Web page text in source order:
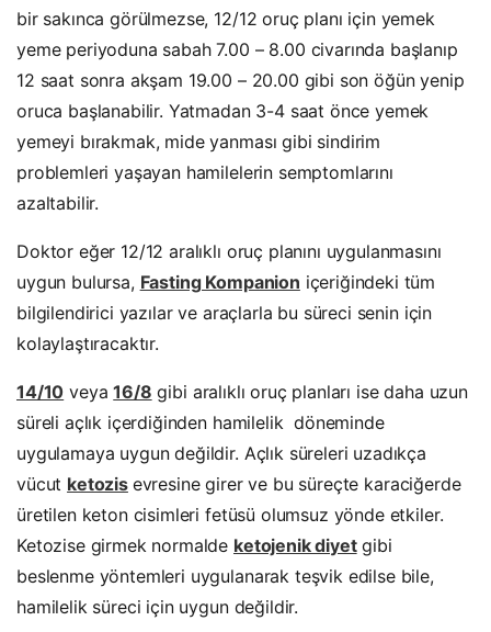
bir sakınca görülmezse, 12/12 oruç planı için yemek
yeme periyoduna sabah 7.00 – 8.00 civarında başlanıp
12 saat sonra akşam 19.00 – 20.00 gibi son öğün yenip
oruca başlanabilir. Yatmadan 3-4 saat önce yemek
yemeyi bırakmak, mide yanması gibi sindirim
problemleri yaşayan hamilelerin semptomlarını
azaltabilir.
Doktor eğer 12/12 aralıklı oruç planını uygulanmasını
uygun bulursa, Fasting Kompanion içeriğindeki tüm
bilgilendirici yazılar ve araçlarla bu süreci senin için
kolaylaştıracaktır.
14/10 veya16/8 gibi aralıklı oruç planları ise daha uzun
süreli açlık içerdiğinden hamilelik döneminde
uygulamaya uygun değildir. Açlık süreleri uzadıkça
vücut ketozis evresine girer ve bu süreçte karaciğerde
üretilen keton cisimleri fetüsü olumsuz yönde etkiler.
Ketozise girmek normalde ketojenik diyetgibi
beslenme yöntemleri uygulanarak teşvik edilse bile,
hamilelik süreci için uygun değildir.